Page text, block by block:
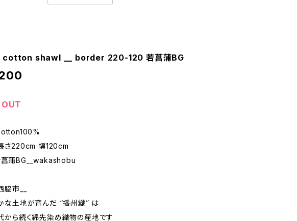
cotton shawl __ border 220-120 若菖蒲BG
さ220cm 幅120cm
蒲BG__wakashobu
市__
な土地が育んだ “播州織” は
から続く綿先染め織物の産地です